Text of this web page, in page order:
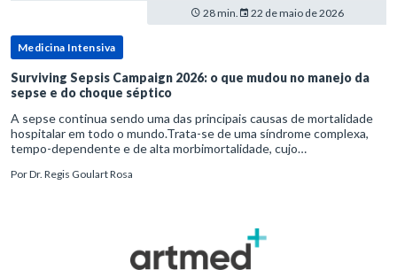
28 min. 22 de maio de 2026
Medicina Intensiva
Surviving Sepsis Campaign 2026: o que mudou no manejo da
sepse e do choque séptico
A sepse continua sendo uma das principais causas de mortalidade
hospitalar em todo o mundo.Trata-se de uma síndrome complexa,
tempo-dependente e de alta morbimortalidade, cujo
para o desfe
PorDr. Regis Goulart Rosa